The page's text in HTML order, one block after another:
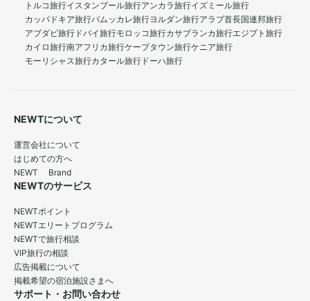
トルコ旅行イスタンブール旅行アンカラ旅行イズミール旅行
カッパドキア旅行パムッカレ旅行ヨルダン旅行アラブ首長国連邦旅行
アブダビ旅行 ドバイ旅行モロッコ旅行カサブランカ旅行エジプト旅行
カイロ旅行南アフリカ旅行ケープタウン旅行ケニア旅行
モーリシャス旅行カタール旅行 ドーハ旅行
NEWTについて
運営会社について
はじめての方へ
NEWT Brand
NEWTのサービス
NEWTポイント
NEWTエリートプログラム
NEWTで旅行相談
VIP旅行の相談
広告掲載について
掲載希望の宿泊施設さまへ
サポート・お問い合わせ